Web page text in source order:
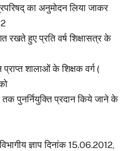
का अनुमोदन लिया जाकर
रखते हुए प्रति वर्ष शिक्षासत्र के
शालाओं के शिक्षक वर्ग (
पुनर्नियुक्ति प्रदान किये जाने के
ज्ञाप दिनांक 15.06.2012,